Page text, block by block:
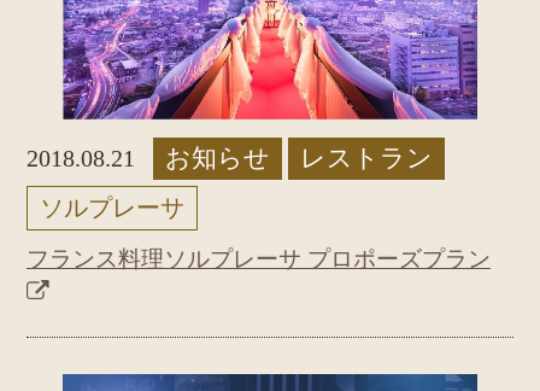
2018.08.21 お知らせ レストラン
ソルプレーサ
フランス料理ソルプレーサ プロポーズプラン